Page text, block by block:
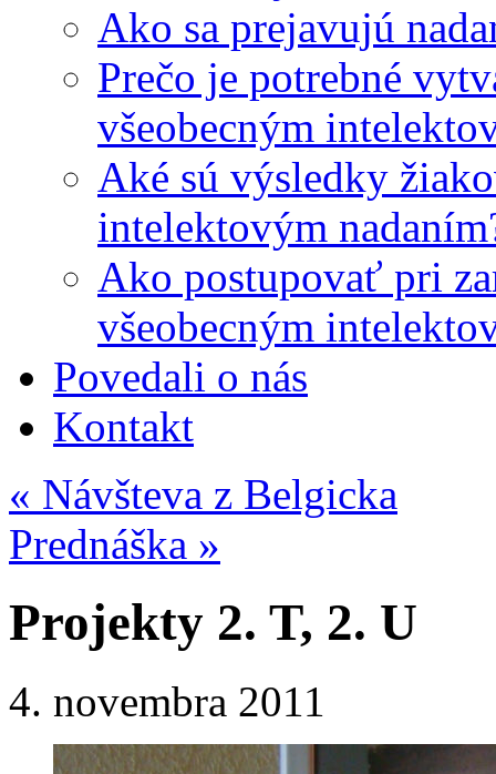
Ako sa prejavujú
Prečo je potrebné
všeobecným
Aké sú výsledky
intelektovým
Ako postupovať pri
všeobecným
Povedali o nás
Kontakt
« Návšteva z Belgicka
Prednáška »
Projekty 2. T, 2. U
4. novembra 2011